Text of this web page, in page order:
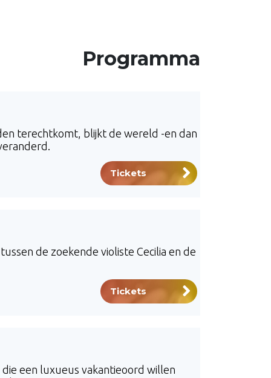
Programma
terechtkomt, blijkt de wereld -en dan
Tickets
de zoekende violiste Cecilia en de
Tickets
een luxueus vakantieoord willen